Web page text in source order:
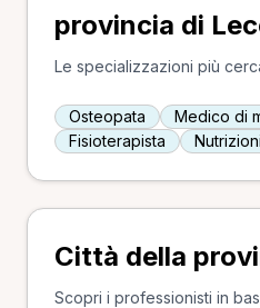
provincia di
Le specializzazioni più
Osteopata
Medico di
Fisioterapista
Città della
Scopri i professionisti in